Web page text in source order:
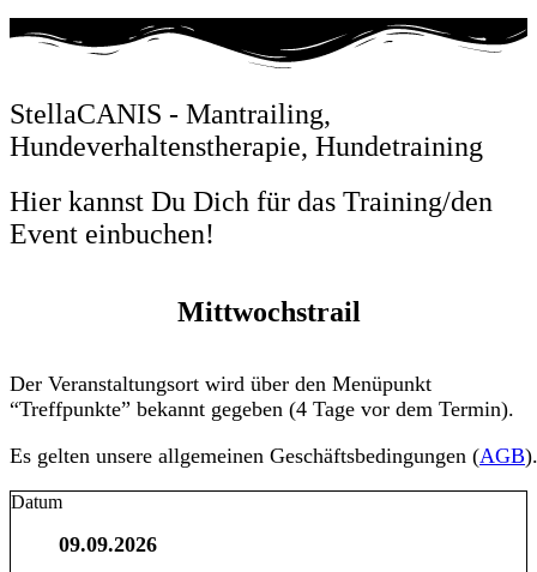
StellaCANIS - Mantrailing,
Hundeverhaltenstherapie, Hundetraining
Hier kannst Du Dich für das Training/den
Event einbuchen!
Mittwochstrail
Der Veranstaltungsort wird über den Menüpunkt
“Treffpunkte” bekannt gegeben (4 Tage vor dem Termin).
Es gelten unsere allgemeinen Geschäftsbedingungen (AGB).
Datum
09.09.2026